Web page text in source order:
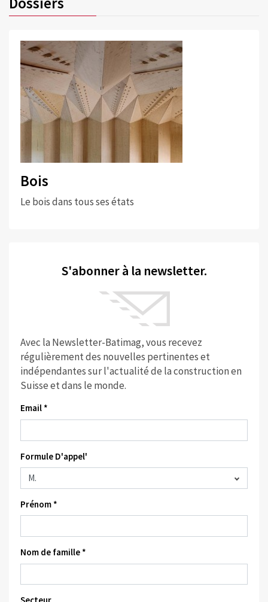
Bois
Le bois dans tous ses états
S'abonner à la newsletter.
Avec la Newsletter-Batimag, vous recevez
régulièrement des nouvelles pertinentes et
indépendantes sur l'actualité de la construction en
Suisse et dans le monde.
Email *
Formule D'appel'
Prénom *
Nom de famille *